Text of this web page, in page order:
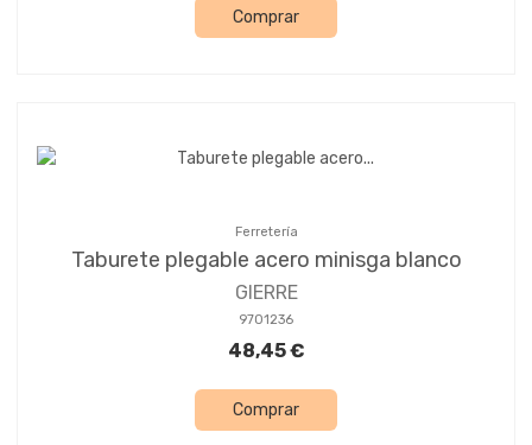
Comprar
Ferretería
Taburete plegable acero minisga blanco
GIERRE
9701236
48,45 €
Comprar